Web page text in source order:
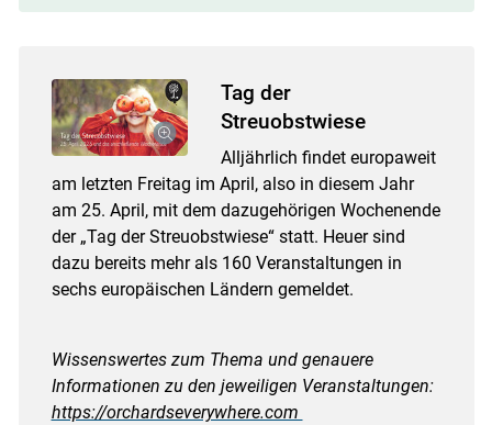
Tag der
Streuobstwiese
Alljährlich findet europaweit
am letzten Freitag im April, also in diesem Jahr
am 25. April, mit dem dazugehörigen Wochenende
der „Tag der Streuobstwiese“ statt. Heuer sind
dazu bereits mehr als 160 Veranstaltungen in
sechs europäischen Ländern gemeldet.
Wissenswertes zum Thema und genauere
Informationen zu den jeweiligen Veranstaltungen:
https://orchardseverywhere.com